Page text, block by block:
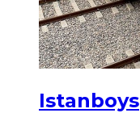
Istanboys